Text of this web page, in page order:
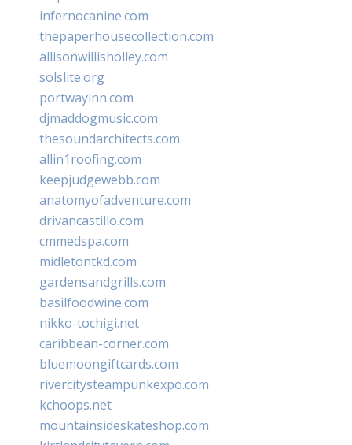
infernocanine.com
thepaperhousecollection.com
allisonwillisholley.com
solslite.org
portwayinn.com
djmaddogmusic.com
thesoundarchitects.com
allin1roofing.com
keepjudgewebb.com
anatomyofadventure.com
drivancastillo.com
cmmedspa.com
midletontkd.com
gardensandgrills.com
basilfoodwine.com
nikko-tochigi.net
caribbean-corner.com
bluemoongiftcards.com
rivercitysteampunkexpo.com
kchoops.net
mountainsideskateshop.com